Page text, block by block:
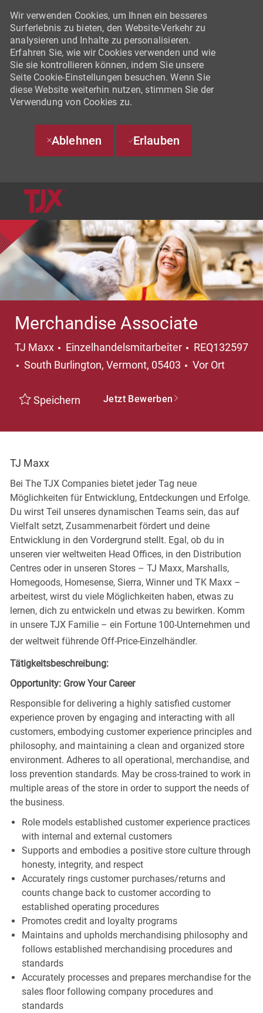
Wir verwenden Cookies, um Ihnen ein besseres
Surferlebnis zu bieten, den Website-Verkehr zu
analysieren und Inhalte zu personalisieren.
Erfahren Sie, wie wir Cookies verwenden und wie
Sie sie kontrollieren können, indem Sie unsere
Seite Cookie-Einstellungen besuchen. Wenn Sie
diese Website weiterhin nutzen, stimmen Sie der
Verwendung von Cookies zu.
Ablehnen Erlauben
Merchandise Associate
TJ Maxx Kategorie
Einzelhandelsmitarbeiter
REQ132597
Ort
South Burlington, Vermont, 05403 Vor Ort
Speichern Jetzt Bewerben
TJ Maxx
Bei The TJX Companies bietet jeder Tag neue
Möglichkeiten für Entwicklung, Entdeckungen und Erfolge.
Du wirst Teil unseres dynamischen Teams sein, das auf
Vielfalt setzt, Zusammenarbeit fördert und deine
Entwicklung in den Vordergrund stellt. Egal, ob du in
unseren vier weltweiten Head Offices, in den Distribution
Centres oder in unseren Stores – TJ Maxx, Marshalls,
Homegoods, Homesense, Sierra, Winner und TK Maxx –
arbeitest, wirst du viele Möglichkeiten haben, etwas zu
lernen, dich zu entwickeln und etwas zu bewirken. Komm
in unsere TJX Familie – ein Fortune 100-Unternehmen und
der weltweit führende Off-Price-Einzelhändler.
Tätigkeitsbeschreibung:
Opportunity: Grow Your Career
Responsible for delivering a highly satisfied customer
experience proven by engaging and interacting with all
customers, embodying customer experience principles and
philosophy, and maintaining a clean and organized store
environment. Adheres to all operational, merchandise, and
loss prevention standards. May be cross-trained to work in
multiple areas of the store in order to support the needs of
the business.
Role models established customer experience practices
with internal and external customers
Supports and embodies a positive store culture through
honesty, integrity, and respect
Accurately rings customer purchases/returns and
counts change back to customer according to
established operating procedures
Promotes credit and loyalty programs
Maintains and upholds merchandising philosophy and
follows established merchandising procedures and
standards
Accurately processes and prepares merchandise for the
sales floor following company procedures and
standards